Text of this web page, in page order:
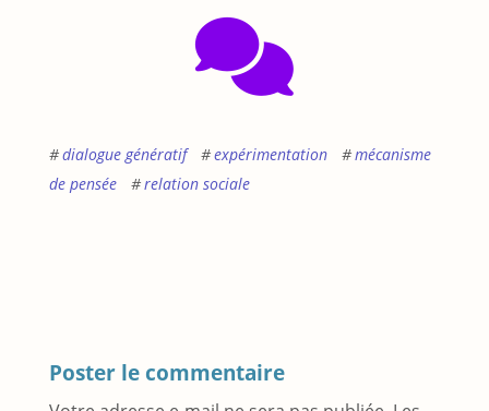
dialogue génératif expérimentation
mécanisme
de pensée
relation sociale
Poster le commentaire